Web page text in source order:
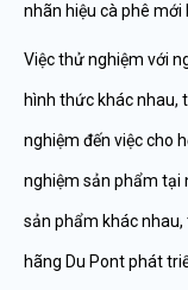
nhãn hiệu cà phê
Việc thử nghiệm với
hình thức khác nhau,
nghiệm đến việc cho
nghiệm sản phẩm tại
sản phẩm khác
hãng Du Pont phát